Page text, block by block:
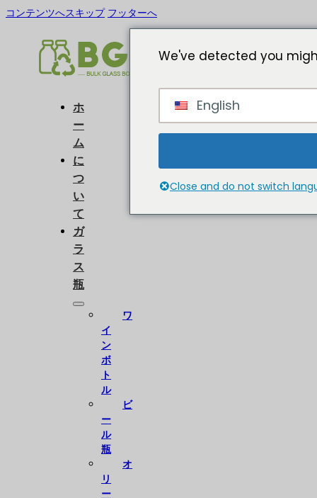
コンテンツへスキップ フッターへ
ホ
ー
ム
に
つ
い
て
ガ
ラ
ス
瓶
ワ
イ
ン
ボ
ト
ル
ビ
ー
ル
瓶
オ
リ
ー
We've detected you
English
Close and do not switch